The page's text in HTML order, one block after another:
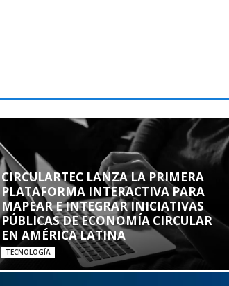
CIRCULARTEC LANZA LA PRIMERA
PLATAFORMA INTERACTIVA PARA
MAPEAR E INTEGRAR INICIATIVAS
PÚBLICAS DE ECONOMÍA CIRCULAR
EN AMÉRICA LATINA
TECNOLOGÍA